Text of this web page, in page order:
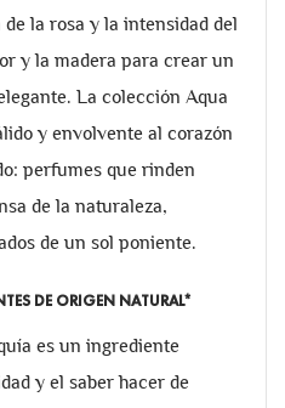
la rosa y la intensidad del
y la madera para crear un
La colección Aqua
y envolvente al corazón
perfumes que rinden
de la naturaleza,
de un sol poniente.
DE ORIGEN NATURAL*
es un ingrediente
y el saber hacer de